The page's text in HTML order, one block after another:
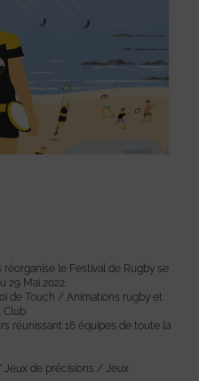
le Festival de Rugby se
29 Mai 2022.
de Touch / Animations rugby et
Club
réunissant 16 équipes de toute la
Jeux de précisions / Jeux